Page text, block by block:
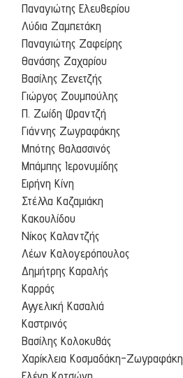
Παναγιώτης Ελευθερίου
Λύδια Ζαμπετάκη
Παναγιώτης Ζαφείρης
Θανάσης Ζαχαρίου
Βασίλης Ζενετζής
Γιώργος Ζουμπούλης
Π. Ζωίδη Φραντζή
Γιάννης Ζωγραφάκης
Μπότης Θαλασσινός
Μπάμπης Ιερονυμίδης
Ειρήνη Κίνη
Στέλλα Καζαμιάκη
Κακουλίδου
Νίκος Καλαντζής
Λέων Καλογερόπουλος
Δημήτρης Καραλής
Καρράς
Αγγελική Κασαλιά
Καστρινός
Βασίλης Κολοκυθάς
Χαρίκλεια Κοσμαδάκη-Ζωγραφάκη